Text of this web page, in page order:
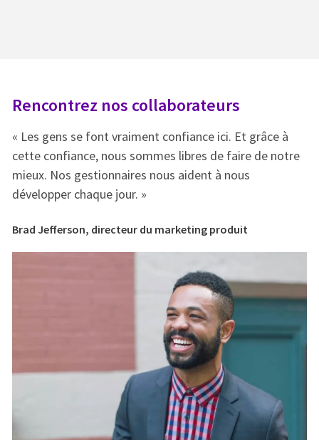
Rencontrez nos collaborateurs
« Les gens se font vraiment confiance ici. Et grâce à
cette confiance, nous sommes libres de faire de notre
mieux. Nos gestionnaires nous aident à nous
développer chaque jour. »
Brad Jefferson, directeur du marketing produit